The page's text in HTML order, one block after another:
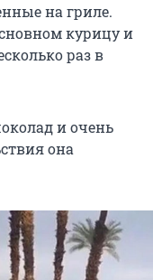
на гриле.
курицу и
раз в
и очень
она